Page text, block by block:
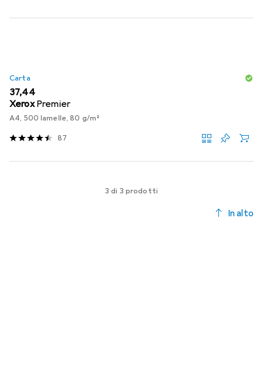
Carta
EUR
37,44
Xerox Premier
A4, 500 lamelle, 80 g/m²
87
3 di 3 prodotti
In alto